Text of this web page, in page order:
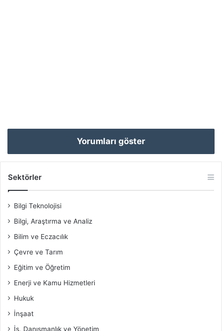
Yorumları göster
Sektörler
Bilgi Teknolojisi
Bilgi, Araştırma ve Analiz
Bilim ve Eczacılık
Çevre ve Tarım
Eğitim ve Öğretim
Enerji ve Kamu Hizmetleri
Hukuk
İnşaat
İş, Danışmanlık ve Yönetim